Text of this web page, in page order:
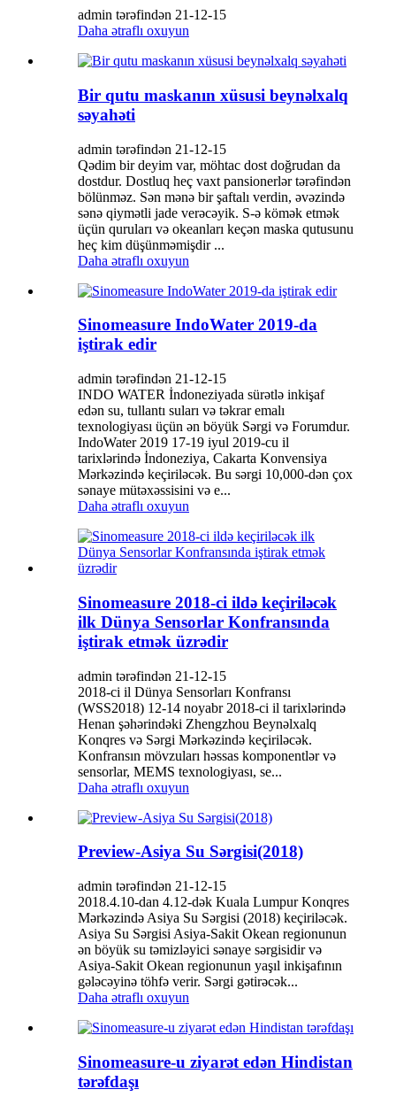
admin tərəfindən 21-12-15
Daha ətraflı oxuyun
Bir qutu maskanın xüsusi beynəlxalq
səyahəti
admin tərəfindən 21-12-15
Qədim bir deyim var, möhtac dost doğrudan da
dostdur. Dostluq heç vaxt pansionerlər tərəfindən
bölünməz. Sən mənə bir şaftalı verdin, əvəzində
sənə qiymətli jade verəcəyik. S-ə kömək etmək
üçün quruları və okeanları keçən maska ​​qutusunu
heç kim düşünməmişdir ...
Daha ətraflı oxuyun
Sinomeasure IndoWater 2019-da
iştirak edir
admin tərəfindən 21-12-15
INDO WATER İndoneziyada sürətlə inkişaf
edən su, tullantı suları və təkrar emalı
texnologiyası üçün ən böyük Sərgi və Forumdur.
IndoWater 2019 17-19 iyul 2019-cu il
tarixlərində İndoneziya, Cakarta Konvensiya
Mərkəzində keçiriləcək. Bu sərgi 10,000-dən çox
sənaye mütəxəssisini və e...
Daha ətraflı oxuyun
Sinomeasure 2018-ci ildə keçiriləcək
ilk Dünya Sensorlar Konfransında
iştirak etmək üzrədir
admin tərəfindən 21-12-15
2018-ci il Dünya Sensorları Konfransı
(WSS2018) 12-14 noyabr 2018-ci il tarixlərində
Henan şəhərindəki Zhengzhou Beynəlxalq
Konqres və Sərgi Mərkəzində keçiriləcək.
Konfransın mövzuları həssas komponentlər və
sensorlar, MEMS texnologiyası, se...
Daha ətraflı oxuyun
Preview-Asiya Su Sərgisi(2018)
admin tərəfindən 21-12-15
2018.4.10-dan 4.12-dək Kuala Lumpur Konqres
Mərkəzində Asiya Su Sərgisi (2018) keçiriləcək.
Asiya Su Sərgisi Asiya-Sakit Okean regionunun
ən böyük su təmizləyici sənaye sərgisidir və
Asiya-Sakit Okean regionunun yaşıl inkişafının
gələcəyinə töhfə verir. Sərgi gətirəcək...
Daha ətraflı oxuyun
Sinomeasure-u ziyarət edən Hindistan
tərəfdaşı